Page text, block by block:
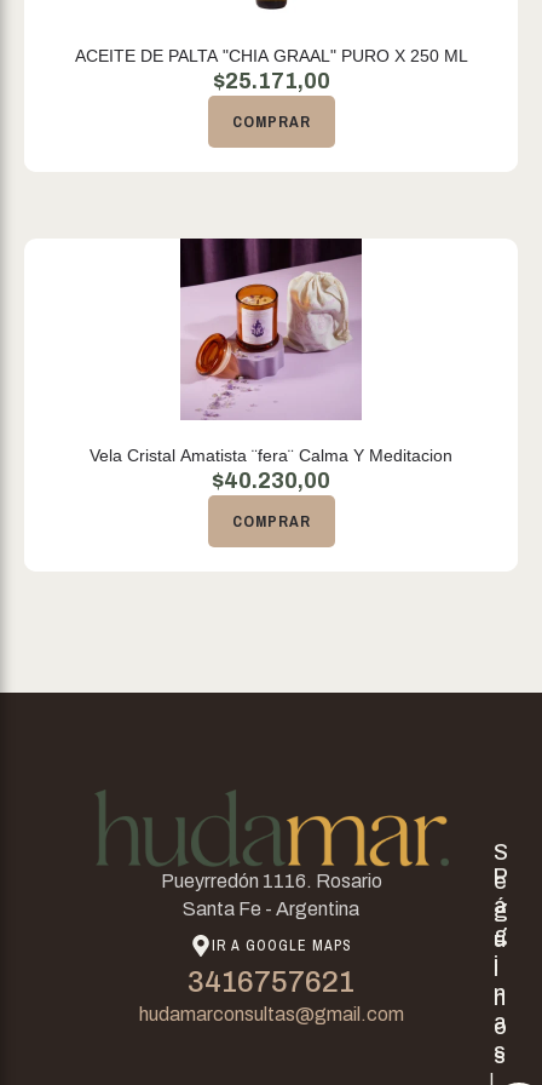
ACEITE DE PALTA "CHIA GRAAL" PURO X 250 ML
$25.171,00
COMPRAR
Vela Cristal Amatista ¨fera¨ Calma Y Meditacion
$40.230,00
COMPRAR
Pueyrredón 1116. Rosario
Santa Fe - Argentina
IR A GOOGLE MAPS
3416757621
hudamarconsultas@gmail.com
P
á
g
i
n
a
s
I
S
e
g
u
n
o
s